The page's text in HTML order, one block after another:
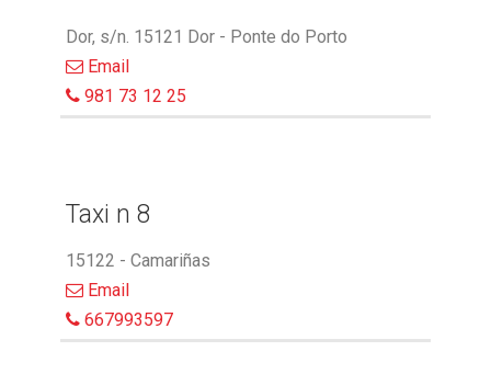
Dor, s/n. 15121 Dor - Ponte do Porto
Email
981 73 12 25
Taxi n 8
15122 - Camariñas
Email
667993597